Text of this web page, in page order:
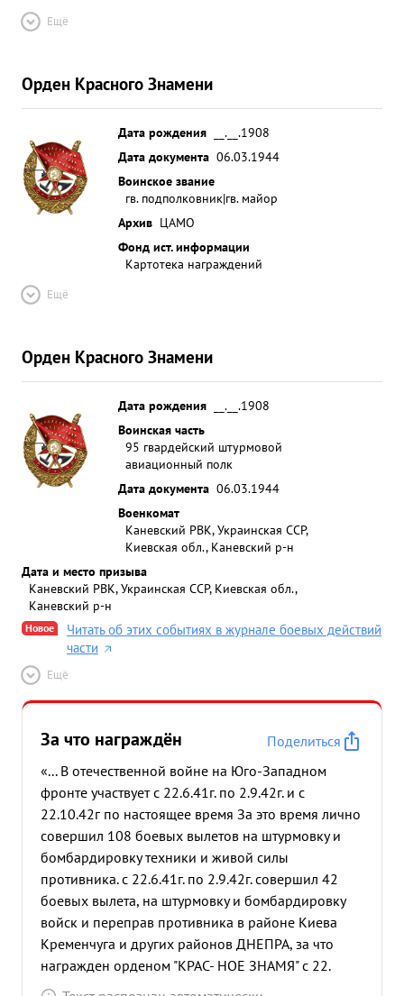
Ещё
Орден Красного Знамени
Дата рождения
__.__.1908
Дата документа 06.03.1944
Воинское звание
гв. подполковник|гв. майор
Архив ЦАМО
Фонд ист. информации
Картотека награждений
Ещё
Орден Красного Знамени
Дата рождения
__.__.1908
Воинская часть
95 гвардейский штурмовой
авиационный полк
Дата документа 06.03.1944
Военкомат
Каневский РВК, Украинская ССР,
Киевская обл., Каневский р-н
Дата и место призыва
Каневский РВК, Украинская ССР, Киевская обл.,
Каневский р-н
Новое
Читать об этих событиях в журнале боевых действий
части
Ещё
За что награждён
Поделиться
«... В отечественной войне на Юго-Западном
фронте участвует с 22.6.41г. по 2.9.42г. и с
22.10.42г по настоящее время За это время лично
совершил 108 боевых вылетов на штурмовку и
бомбардировку техники и живой силы
противника. с 22.6.41г. по 2.9.42г. совершил 42
боевых вылета, на штурмовку и бомбардировку
войск и переправ противника в районе Киева
Кременчуга и других районов ДНЕПРА, за что
награжден орденом "КРАС- НОЕ ЗНАМЯ" с 22.
10.42г. по 10.2.43г. еще совершил 28 боевых